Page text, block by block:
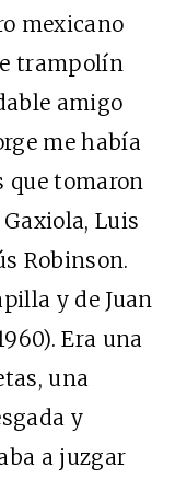
mexicano
trampolín
amigo
me había
que tomaron
Luis
Robinson.
y de Juan
Era una
una
y
a juzgar